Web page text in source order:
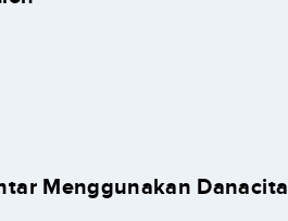
Menggunakan Danacita